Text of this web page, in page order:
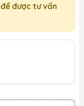
để được tư vấn